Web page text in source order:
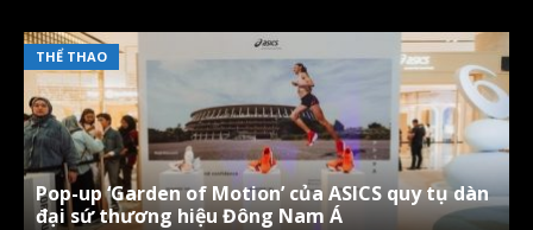
THỂ THAO
Pop-up ‘Garden of Motion’ của ASICS quy tụ dàn
đại sứ thương hiệu Đông Nam Á